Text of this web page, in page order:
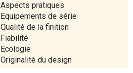
Aspects pratiques
Equipements de série
Qualité de la finition
Fiabilité
Ecologie
Originalité du design